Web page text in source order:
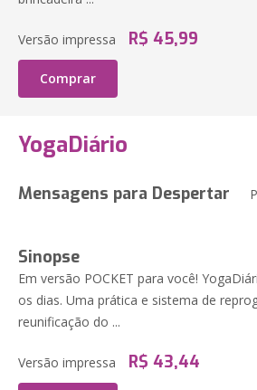
Versão impressa R$ 45,99
Comprar
YogaDiário
Mensagens para Despertar
Sinopse
Em versão POCKET para você!
os dias. Uma prática e sistema de
reunificação do ...
Versão impressa R$ 43,44